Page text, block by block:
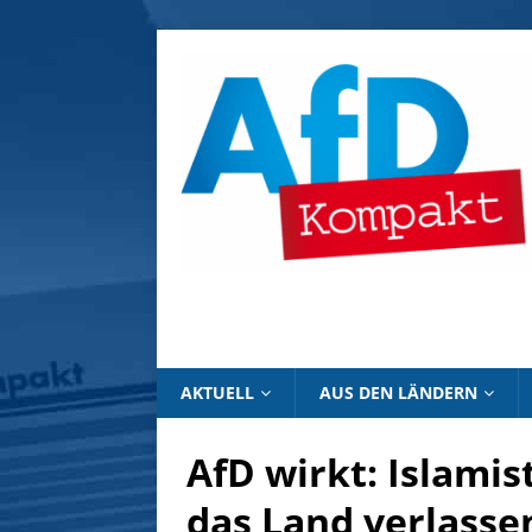
AKTUELL AUS DEN LÄNDERN
AfD wirkt:
das Land